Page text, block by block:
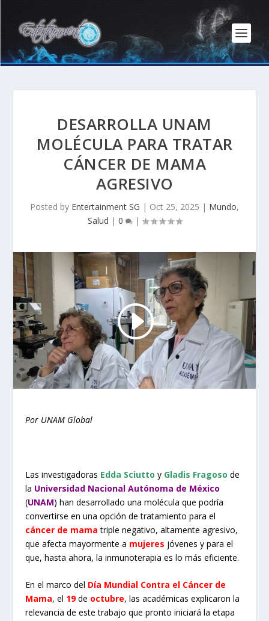
DESARROLLA UNAM
MOLÉCULA PARA TRATAR
CÁNCER DE MAMA
AGRESIVO
Posted by Entertainment SG | Oct 25, 2025 | Mundo,
Salud | 0 |
Por UNAM Global
Las investigadoras Edda Sciutto y Gladis Fragoso de
la Universidad Nacional Autónoma de México
(UNAM) han desarrollado una molécula que podría
convertirse en una opción de tratamiento para el
cáncer de mama triple negativo, altamente agresivo,
que afecta mayormente a mujeres jóvenes y para el
que, hasta ahora, la inmunoterapia es lo más eficiente.
En el marco del Día Mundial Contra el Cáncer de
Mama, el 19de octubre, las académicas explicaron la
relevancia de este trabajo que pronto iniciará la etapa